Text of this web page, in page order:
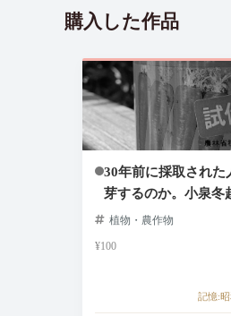
購入した作品
30年前に採取された
芽するのか。小泉冬
植物・農作物
¥100
記憶: